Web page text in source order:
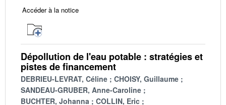
Accéder à la notice
Dépollution de l'eau potable : stratégies et
pistes de financement
DEBRIEU-LEVRAT, Céline
CHOISY, Guillaume
SANDEAU-GRUBER, Anne-Caroline
BUCHTER, Johanna
COLLIN, Eric